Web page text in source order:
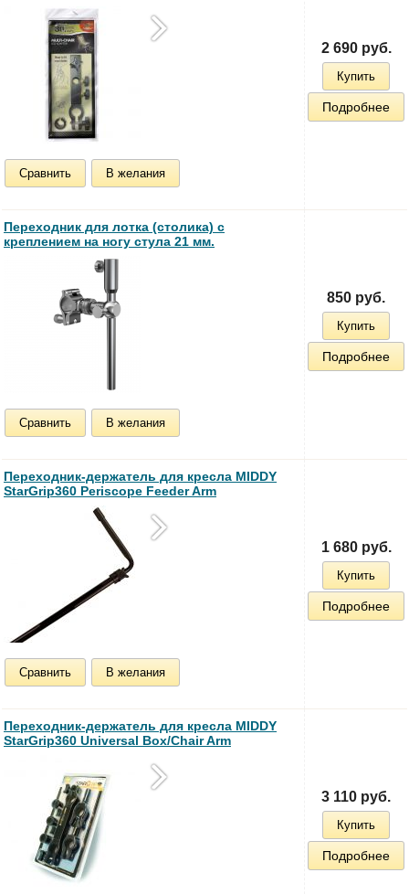
Сравнить В желания
2 690 руб.
Купить
Подробнее
Переходник для лотка (столика) с
креплением на ногу стула 21 мм.
Сравнить В желания
850 руб.
Купить
Подробнее
Переходник-держатель для кресла MIDDY
StarGrip360 Periscope Feeder Arm
Сравнить В желания
1 680 руб.
Купить
Подробнее
Переходник-держатель для кресла MIDDY
StarGrip360 Universal Box/Chair Arm
3 110 руб.
Купить
Подробнее